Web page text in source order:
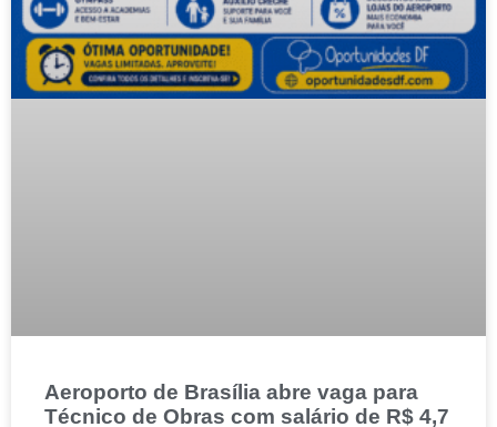
Aeroporto de Brasília abre vaga para
Técnico de Obras com salário de R$ 4,7